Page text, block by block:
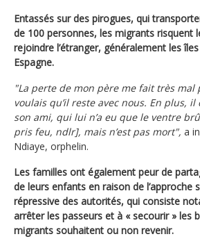
Entassés sur des pirogues, qui
de 100 personnes, les migrants risquent
rejoindre l’étranger, généralement les
Espagne.
"La perte de mon père me fait très mal
voulais qu’il reste avec nous. En plus,
son ami, qui lui n’a eu que le ventre
pris feu, ndlr], mais n’est pas mort", a
Ndiaye, orphelin.
Les familles ont également peur de
de leurs enfants en raison de l’approche
répressive des autorités, qui consiste
arrêter les passeurs et à « secourir » les
migrants souhaitent ou non revenir.